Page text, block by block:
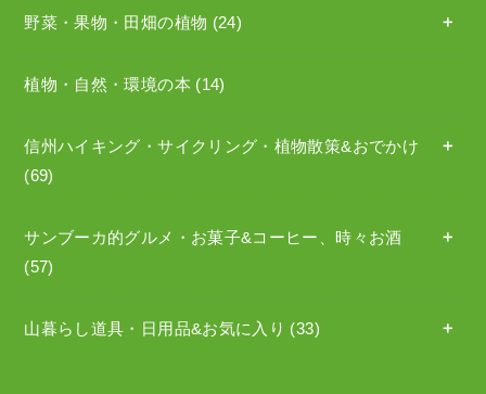
野菜・果物・田畑の植物 (24)
植物・自然・環境の本 (14)
信州ハイキング・サイクリング・植物散策&おでかけ
(69)
サンブーカ的グルメ・お菓子&コーヒー、時々お酒
(57)
山暮らし道具・日用品&お気に入り (33)